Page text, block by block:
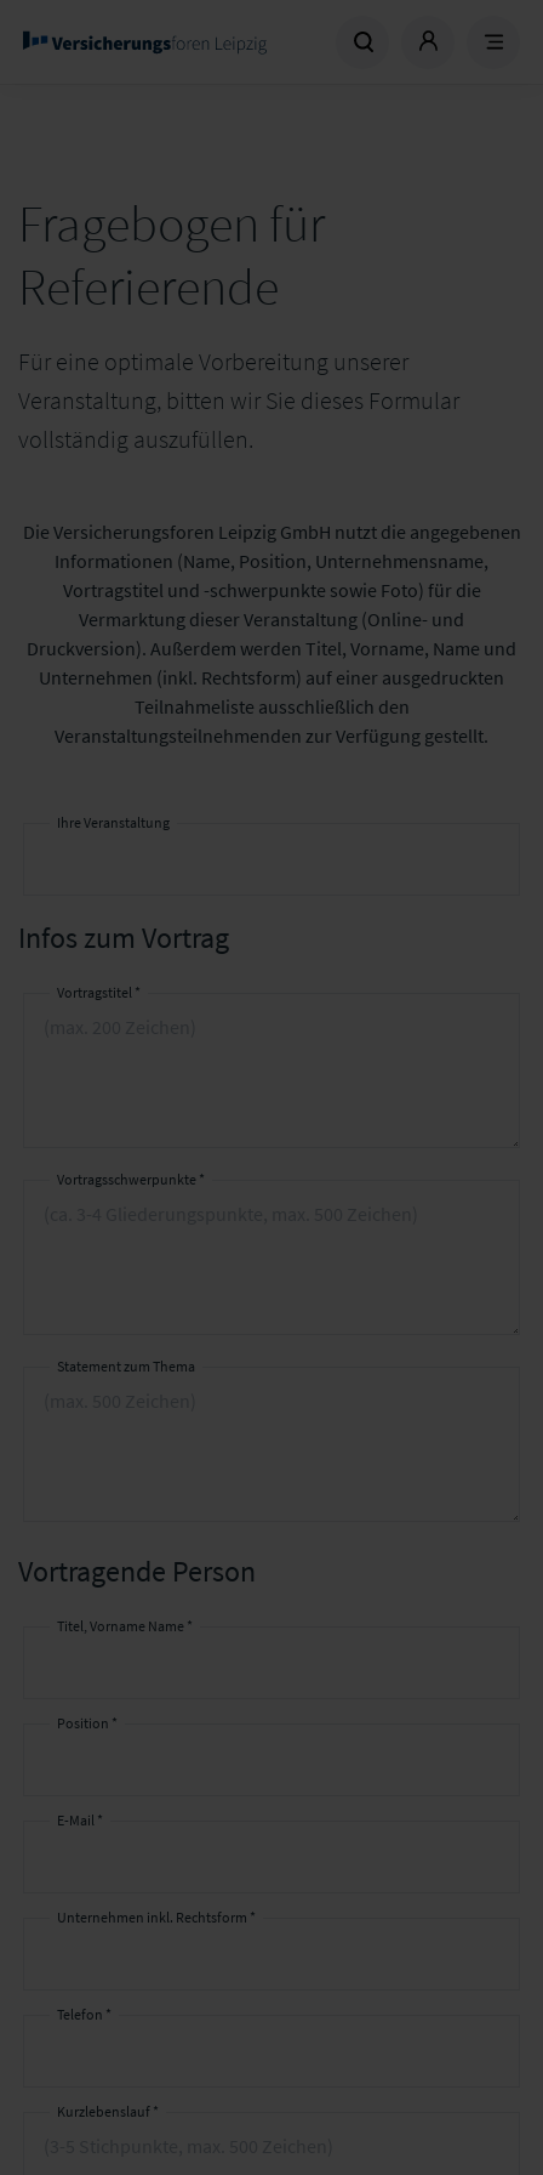
Fragebogen für
Referierende
Für eine optimale Vorbereitung unserer
Veranstaltung, bitten wir Sie dieses Formular
vollständig auszufüllen.
Die Versicherungsforen Leipzig GmbH nutzt die angegebenen
Informationen (Name, Position, Unternehmensname,
Vortragstitel und -schwerpunkte sowie Foto) für die
Vermarktung dieser Veranstaltung (Online- und
Druckversion). Außerdem werden Titel, Vorname, Name und
Unternehmen (inkl. Rechtsform) auf einer ausgedruckten
Teilnahmeliste ausschließlich den
Veranstaltungsteilnehmenden zur Verfügung gestellt.
Ihre Veranstaltung
Infos zum Vortrag
Vortragstitel *
Vortragsschwerpunkte *
Statement zum Thema
Vortragende Person
Titel, Vorname Name *
Position *
E-Mail *
Unternehmen inkl. Rechtsform *
Telefon *
Kurzlebenslauf *